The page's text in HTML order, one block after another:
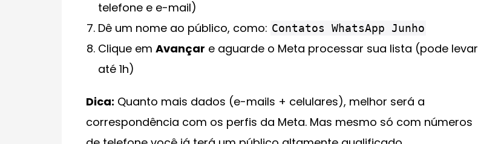
telefone e e-mail)
Dê um nome ao público, como: Contatos WhatsApp Junho
Clique em Avançar e aguarde o Meta processar sua lista (pode levar
até 1h)
Dica: Quanto mais dados (e-mails + celulares), melhor será a
correspondência com os perfis da Meta. Mas mesmo só com números